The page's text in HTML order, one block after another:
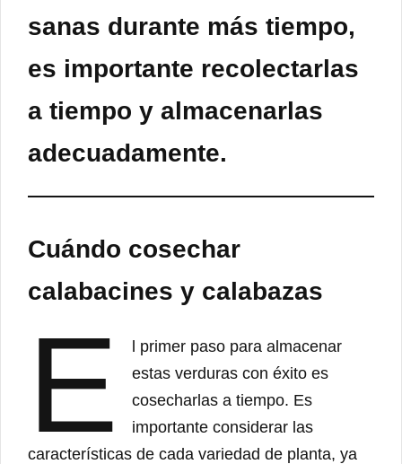
sanas durante más tiempo,
es importante recolectarlas
a tiempo y almacenarlas
adecuadamente.
Cuándo cosechar
calabacines y calabazas
E
l primer paso para almacenar
estas verduras con éxito es
cosecharlas a tiempo. Es
importante considerar las
características de cada variedad de planta, ya